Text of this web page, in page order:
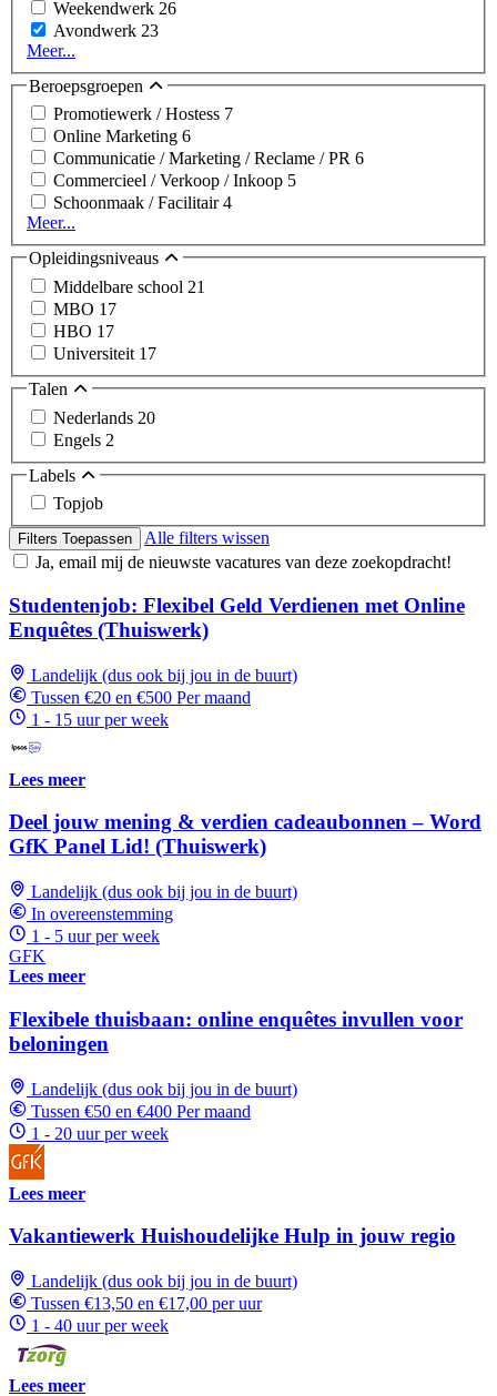
Weekendwerk 26
Avondwerk 23
Meer...
Beroepsgroepen
Promotiewerk / Hostess 7
Online Marketing 6
Communicatie / Marketing / Reclame / PR 6
Commercieel / Verkoop / Inkoop 5
Schoonmaak / Facilitair4
Meer...
Opleidingsniveaus
Middelbare school 21
MBO 17
HBO 17
Universiteit 17
Talen
Nederlands 20
Engels 2
Labels
Topjob
Filters Toepassen
Alle filters wissen
Ja, email mij de nieuwste vacatures van deze zoekopdracht!
Studentenjob: Flexibel Geld Verdienen met Online
Enquêtes (Thuiswerk)
Landelijk (dus ook bij jou in de buurt)
Tussen €20 en €500 Per maand
1 - 15 uur per week
Lees meer
Deel jouw mening & verdien cadeaubonnen – Word
GfK Panel Lid! (Thuiswerk)
Landelijk (dus ook bij jou in de buurt)
In overeenstemming
1 - 5 uur per week
GFK
Lees meer
Flexibele thuisbaan: online enquêtes invullen voor
beloningen
Landelijk (dus ook bij jou in de buurt)
Tussen €50 en €400 Per maand
1 - 20 uur per week
Lees meer
Vakantiewerk Huishoudelijke Hulp in jouw regio
Landelijk (dus ook bij jou in de buurt)
Tussen €13,50 en €17,00 per uur
1 - 40 uur per week
Lees meer